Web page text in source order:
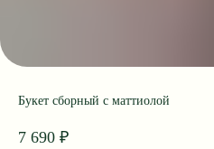
Букет сборный с маттиолой
7 690 ₽